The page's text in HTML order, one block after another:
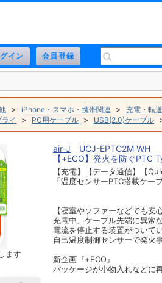
> iPhone・スマホ・携帯関連 > 充電・転
イ
> PC用ケーブル > USB(2.0)ケーブル
ます
air-J UCJ-EPTC2M WH
【+ECO】発火を防ぐPTC
【充電】【データ通信】【
「温度センサーPTC搭載ケーブ
【寝室やソファーなどでも安
充電中、ケーブル先端に異常
電流を停止する装置がついてい
自己温度制御センサーで発火
新企画『+ECO』
パッケージが小物入れなどに